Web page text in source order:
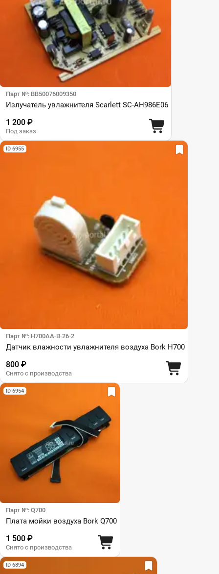
Парт №: BB50076009350
Излучатель увлажнителя Scarlett SC-AH986E06
1 200 ₽
Под заказ
ID 6955
Парт №: H700AA-B-26-2
Датчик влажности увлажнителя воздуха Bork H700
800 ₽
Снято с производства
ID 6954
Парт №: Q700
Плата мойки воздуха Bork Q700
1 500 ₽
Снято с производства
ID 6894